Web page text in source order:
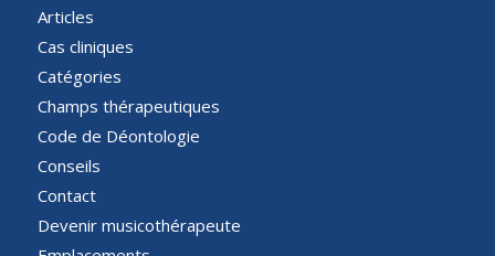
Articles
Cas cliniques
Catégories
Champs thérapeutiques
Code de Déontologie
Conseils
Contact
Devenir musicothérapeute